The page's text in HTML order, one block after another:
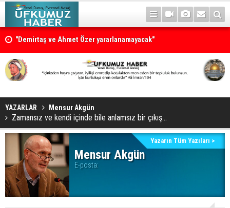
"Demirtaş ve Ahmet Özer yararlanamayacak"
Ahbap’ın yönetimi kayyuma devredildi
YAZARLAR Mensur Akgün
Zamansız ve kendi içinde bile anlamsız bir çıkış...
Mensur Akgün
E-posta:
Yazarın Tüm Yazıları >